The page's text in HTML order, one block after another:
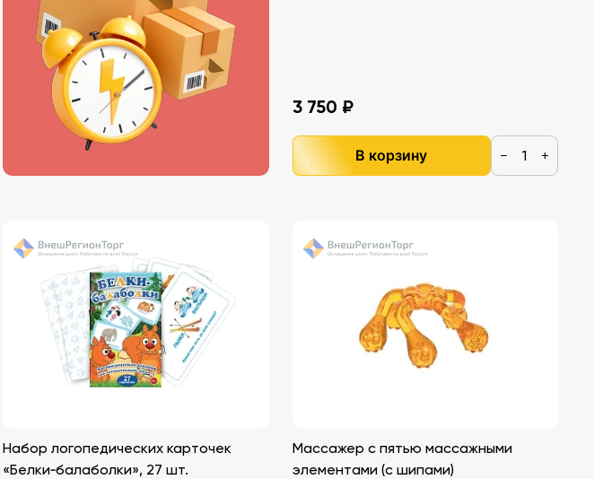
3 750 ₽
В корзину − +
Набор логопедических карточек
«Белки‑балаболки», 27 шт.
Массажер с пятью массажными
элементами (с шипами)